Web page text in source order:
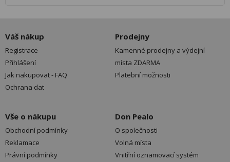
Váš nákup
Registrace
Přihlášení
Jak nakupovat - FAQ
Ochrana dat
Prodejny
Kamenné prodejny a výdejní
místa ZDARMA
Platební možnosti
Vše o nákupu
Obchodní podmínky
Reklamace
Právní podmínky
Don Pealo
O společnosti
Volná místa
Vnitřní oznamovací systém